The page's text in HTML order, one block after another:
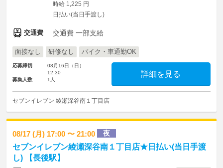
時給 1,225 円
日払い(当日手渡し)
交通費 交通費 一部支給
面接なし 研修なし バイク・車通勤OK
応募締切
08月16日（日）
12:30
募集人数
1人
詳細を見る
セブンイレブン 綾瀬深谷南１丁目店
08/17 (月) 17:00 〜 21:00 夜
セブンイレブン綾瀬深谷南１丁目店★日払い(当日手渡
し) 【長後駅】